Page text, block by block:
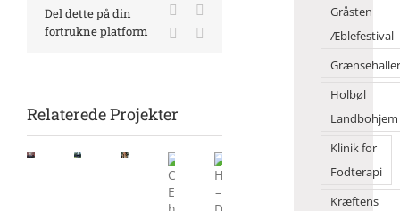
Del dette på din
fortrukne platform
Facebook
LinkedIn
Relaterede Projekter
Barak
80
sommersucces
Camilla Hærvejen
Gråsten
Æblefestival
Holbøl
Landbohjem
Klinik for
Fodterapi
Kræftens